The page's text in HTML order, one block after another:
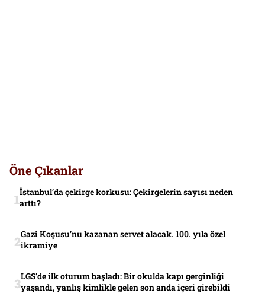
Öne Çıkanlar
İstanbul’da çekirge korkusu: Çekirgelerin sayısı neden
arttı?
Gazi Koşusu’nu kazanan servet alacak. 100. yıla özel
ikramiye
LGS’de ilk oturum başladı: Bir okulda kapı gerginliği
yaşandı, yanlış kimlikle gelen son anda içeri girebildi